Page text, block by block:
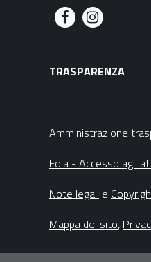
F
c
e
o
k
I
s
t
r
a
m
TRASPARENZA
Amministrazione
Foia - Accesso agli
Note legali e
Mappa del sito,